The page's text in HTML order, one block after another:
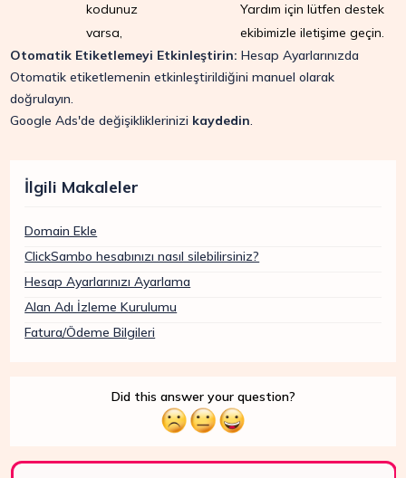
kodunuz
varsa,
Yardım için lütfen destek
ekibimizle iletişime geçin.
Otomatik Etiketlemeyi Etkinleştirin: Hesap Ayarlarınızda
Otomatik etiketlemenin etkinleştirildiğini manuel olarak
doğrulayın.
Google Ads'de değişikliklerinizi kaydedin.
İlgili Makaleler
Domain Ekle
ClickSambo hesabınızı nasıl silebilirsiniz?
Hesap Ayarlarınızı Ayarlama
Alan Adı İzleme Kurulumu
Fatura/Ödeme Bilgileri
Did this answer your question?